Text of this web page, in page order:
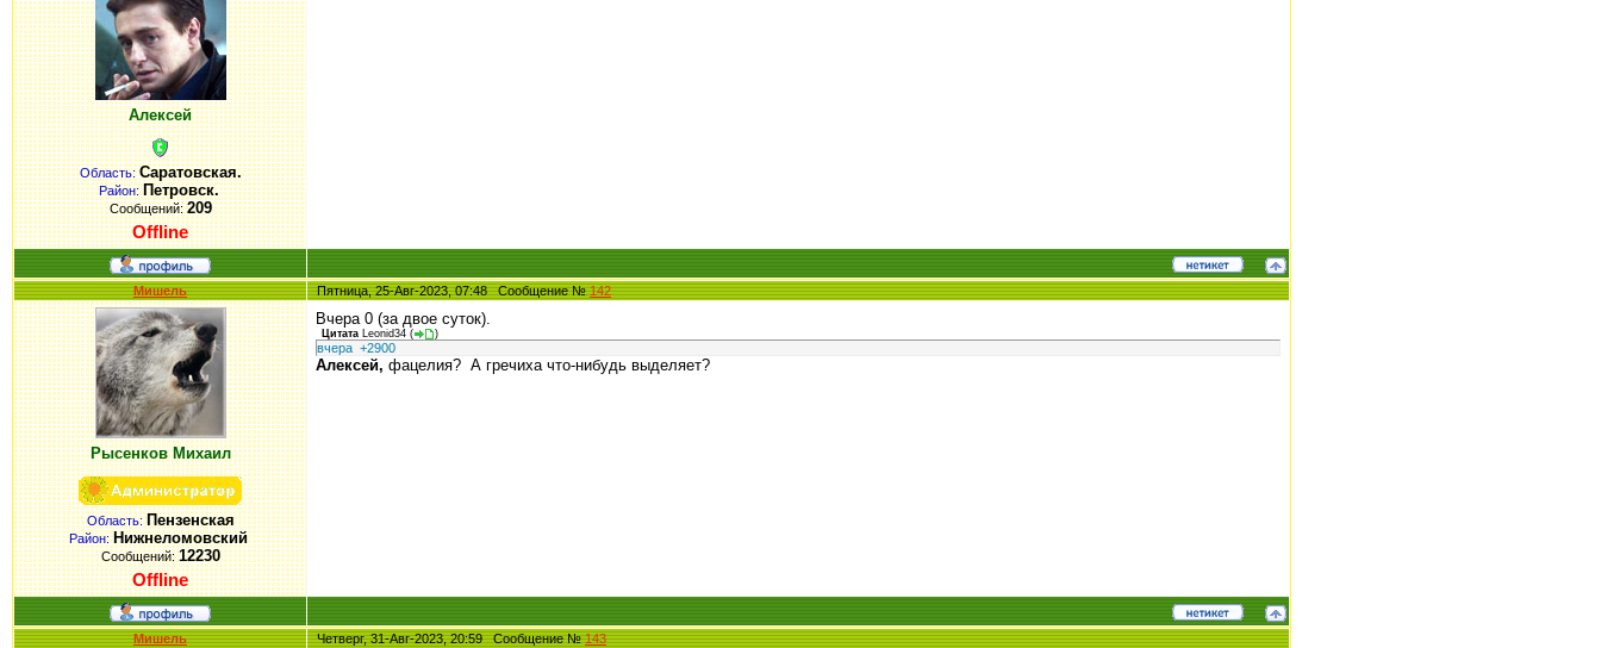
Алексей
Область:Саратовская.
Район: Петровск.
Сообщений:209
Offline
Мишель Пятница, 25-Авг-2023, 07:48 Сообщение №142
Рысенков Михаил
Область:Пензенская
Район: Нижнеломовский
Сообщений:12230
Offline
Вчера 0 (за двое суток).
Цитата Leonid34 ( )
вчера +2900
Алексей, фацелия? А гречиха что-нибудь выделяет?
Мишель Четверг, 31-Авг-2023, 20:59 Сообщение №143